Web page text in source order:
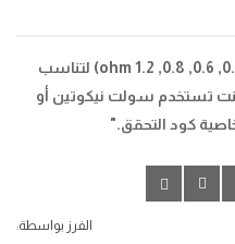
"نوفر لك جميع مقاومات البودات (0.4, 0.6, 0.8, 1.2 ohm) لتناسب
تستخدم سولت نيكوتين أو
كود التحقق."
الفرز بواسطة: